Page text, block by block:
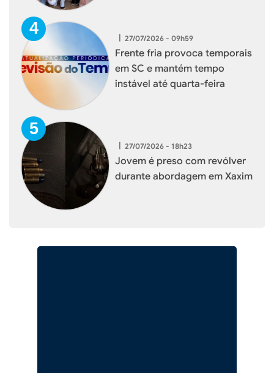
| 27/07/2026 - 09h59
Frente fria provoca temporais
em SC e mantém tempo
instável até quarta-feira
| 27/07/2026 - 18h23
Jovem é preso com revólver
durante abordagem em Xaxim